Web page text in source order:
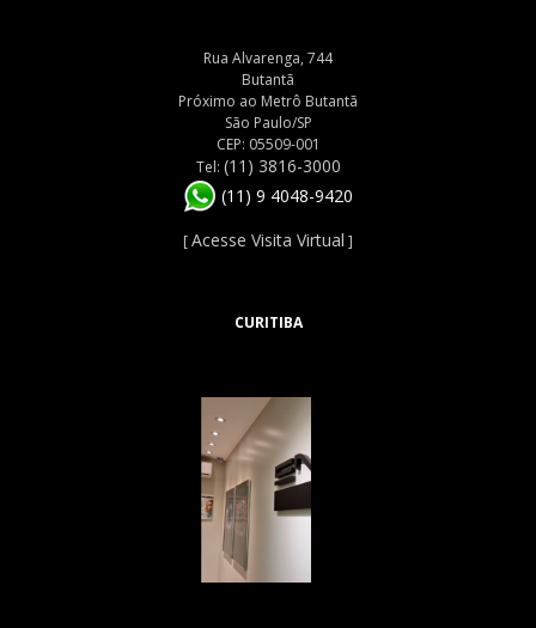
Rua Alvarenga, 744
Butantã
Próximo ao Metrô Butantã
São Paulo/SP
CEP: 05509-001
Tel: (11) 3816-3000
(11) 9 4048-9420
[Acesse Visita Virtual ]
CURITIBA